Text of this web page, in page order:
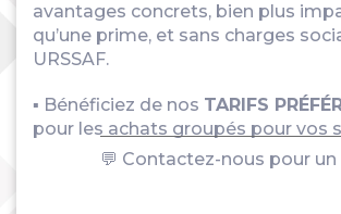
avantages concrets, bien plus
qu’une prime, et sans charges
URSSAF.
▪ Bénéficiez de nos TARIFS
pour les achats groupés pour vos
💬 Contactez-nous pour un